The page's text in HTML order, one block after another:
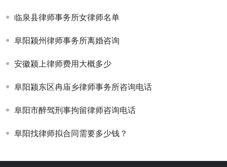
临泉县律师事务所女律师名单
阜阳颍州律师事务所离婚咨询
安徽颍上律师费用大概多少
阜阳颍东区冉庙乡律师事务所咨询电话
阜阳市醉驾刑事拘留律师咨询电话
阜阳找律师拟合同需要多少钱？